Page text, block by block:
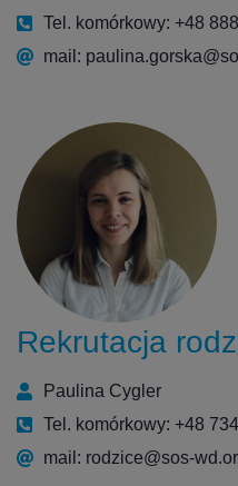
Tel. komórkowy: +48
mail:
Rekrutacja
Paulina Cygler
Tel. komórkowy: +48
mail: rodzice@sos-